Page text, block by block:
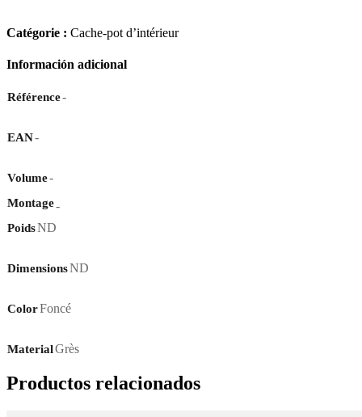
Catégorie : Cache-pot d’intérieur
Información adicional
Référence-
EAN-
Volume-
Montage-
PoidsND
DimensionsND
ColorFoncé
MaterialGrès
Productos relacionados